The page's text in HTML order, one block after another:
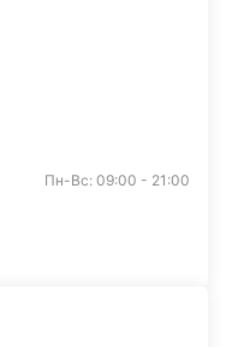
Пн-Вс: 09:00 - 21:00